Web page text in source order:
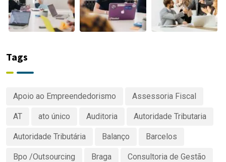
Tags
Apoio ao Empreendedorismo Assessoria Fiscal
AT ato único Auditoria Autoridade Tributaria
Autoridade Tributária Balanço Barcelos
Bpo /Outsourcing Braga Consultoria de Gestão